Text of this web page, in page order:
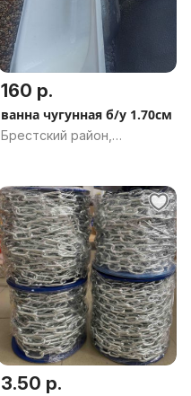
160 р.
ванна чугунная б/у 1.70см
Брестский район,
3.50 р.